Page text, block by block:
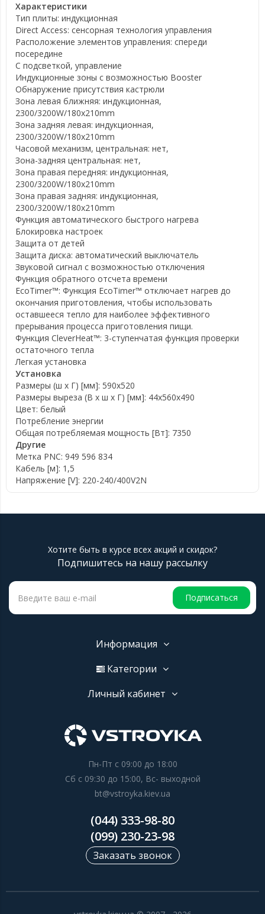
Характеристики
Тип плиты: индукционная
Direct Access: сенсорная технология управления
Расположение элементов управления: спереди
посередине
С подсветкой, управление
Индукционные зоны с возможностью Booster
Обнаружение присутствия кастрюли
Зона левая ближняя: индукционная,
2300/3200W/180x210mm
Зона задняя левая: индукционная,
2300/3200W/180x210mm
Часовой механизм, центральная: нет,
Зона-задняя центральная: нет,
Зона правая передняя: индукционная,
2300/3200W/180x210mm
Зона правая задняя: индукционная,
2300/3200W/180x210mm
Функция автоматического быстрого нагрева
Блокировка настроек
Защита от детей
Защита диска: автоматический выключатель
Звуковой сигнал с возможностью отключения
Функция обратного отсчета времени
EcoTimer™: Функция EcoTimer™ отключает нагрев до
окончания приготовления, чтобы использовать
оставшееся тепло для наиболее эффективного
прерывания процесса приготовления пищи.
Функция CleverHeat™: 3-ступенчатая функция проверки
остаточного тепла
Легкая установка
Установка
Размеры (ш x Г) [мм]: 590x520
Размеры выреза (В х ш х Г) [мм]: 44x560x490
Цвет: белый
Потребление энергии
Общая потребляемая мощность [Вт]: 7350
Другие
Метка PNC: 949 596 834
Кабель [м]: 1,5
Напряжение [V]: 220-240/400V2N
Хотите быть в курсе всех акций и скидок?
Подпишитесь на нашу рассылку
Подписаться
Информация
Категории
Личный кабинет
Пн-Пт с 09:00 до 18:00
Сб с 09:30 до 15:00, Вс- выходной
bt@vstroyka.kiev.ua
(044) 333-98-80
(099) 230-23-98
Заказать звонок